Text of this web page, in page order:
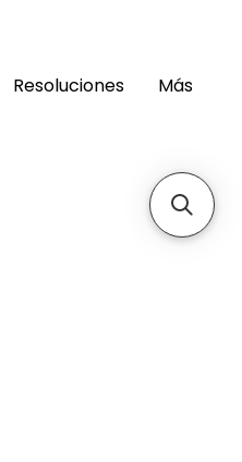
Resoluciones Más